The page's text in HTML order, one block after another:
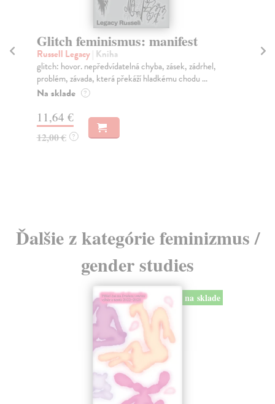
Glitch feminismus: manifest
Russell Legacy| Kniha
glitch: hovor. nepředvídatelná chyba, zásek, zádrhel,
problém, závada, která překáží hladkému chodu ...
Na sklade ?
11,64 €
12,00 € ?
Ďalšie z kategórie feminizmus /
gender studies
na sklade